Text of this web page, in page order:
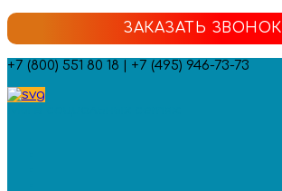
ЗАКАЗАТЬ ЗВОНОК
+7 (800) 551 80 18 | +7 (495) 946-73-73